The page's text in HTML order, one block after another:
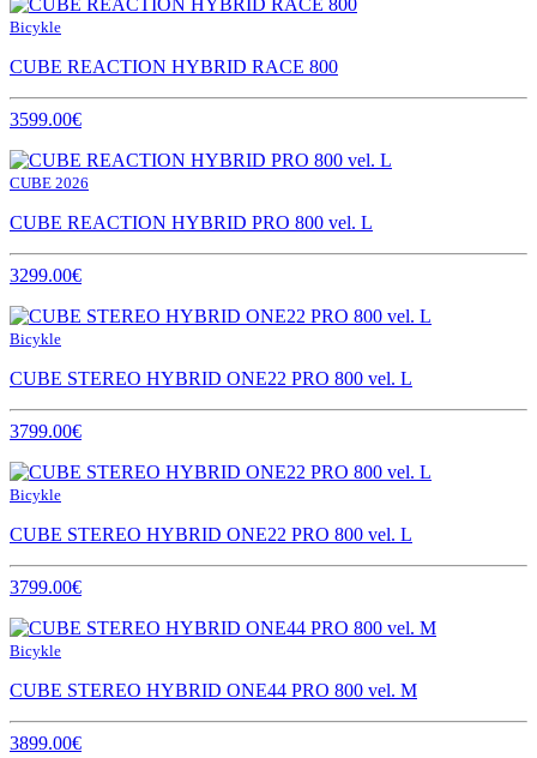
Bicykle
CUBE REACTION HYBRID RACE 800
3599.00€
CUBE 2026
CUBE REACTION HYBRID PRO 800 vel. L
3299.00€
Bicykle
CUBE STEREO HYBRID ONE22 PRO 800 vel. L
3799.00€
Bicykle
CUBE STEREO HYBRID ONE22 PRO 800 vel. L
3799.00€
Bicykle
CUBE STEREO HYBRID ONE44 PRO 800 vel. M
3899.00€